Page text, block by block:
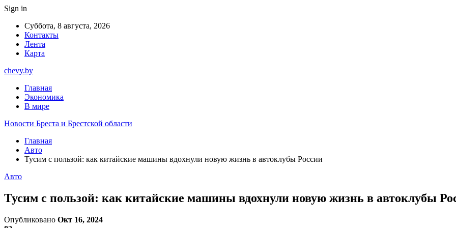
Sign in
Суббота, 8 августа, 2026
Контакты
Лента
Карта
chevy.by
Главная
Экономика
В мире
Новости Бреста и Брестской области
Главная
Авто
Тусим с пользой: как китайские машины вдохнули новую жизнь в автоклубы России
Авто
Тусим с пользой: как китайские машины вдохнули новую жизнь в автоклубы
Опубликовано Окт 16, 2024